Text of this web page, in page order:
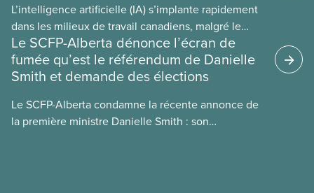
L’intelligence artificielle (IA) s’implante rapidement
dans les milieux de travail canadiens, malgré le
manque de lois et de règlements pour l’encadrer et
de tests menés en amont. Le présent document
d’information porte sur la consommation
environnementales, le rôle du secteur privé dans
l’intensification de ces conséquences et les
Le SCFP-Alberta dénonce l’écran de
fumée qu’est le référendum de Danielle
Smith et demande des élections
Le SCFP-Alberta condamne la récente annonce de
la première ministre Danielle Smith : son